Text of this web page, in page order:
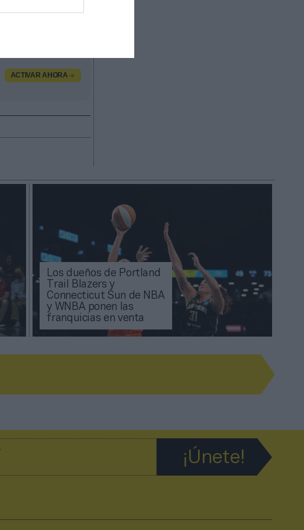
ACTIVAR AHORA
Los dueños de Portland
Trail Blazers y
Connecticut Sun de NBA
y WNBA ponen las
franquicias en venta